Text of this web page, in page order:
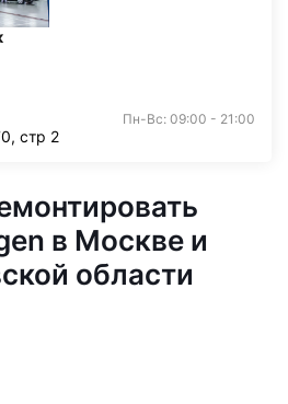
Пн-Вс: 09:00 - 21:00
стр 2
в Москве и
области